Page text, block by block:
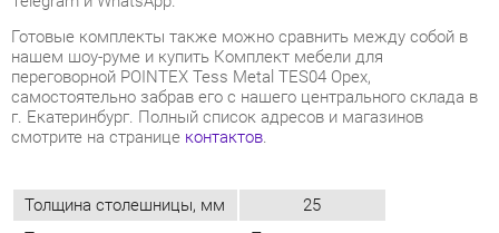
Толщина столешницы, мм 25
Типы столов Прямоугольные
Тумбы
С замком
Стиль мебели
Цвет
Орех